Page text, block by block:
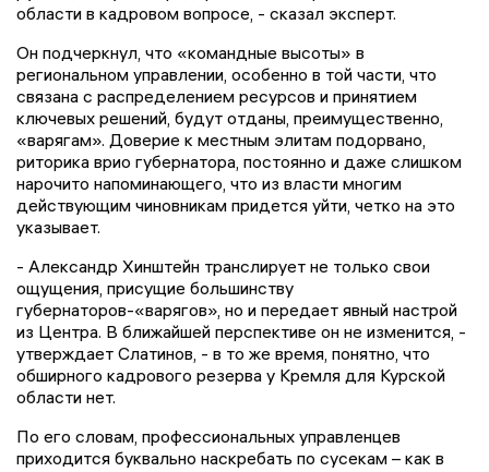
области в кадровом вопросе, - сказал эксперт.
Он подчеркнул, что «командные высоты» в
региональном управлении, особенно в той части, что
связана с распределением ресурсов и принятием
ключевых решений, будут отданы, преимущественно,
«варягам». Доверие к местным элитам подорвано,
риторика врио губернатора, постоянно и даже слишком
нарочито напоминающего, что из власти многим
действующим чиновникам придется уйти, четко на это
указывает.
- Александр Хинштейн транслирует не только свои
ощущения, присущие большинству
губернаторов-«варягов», но и передает явный настрой
из Центра. В ближайшей перспективе он не изменится, -
утверждает Слатинов, - в то же время, понятно, что
обширного кадрового резерва у Кремля для Курской
области нет.
По его словам, профессиональных управленцев
приходится буквально наскребать по сусекам – как в